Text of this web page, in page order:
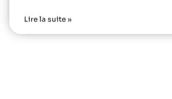
Lire la suite »